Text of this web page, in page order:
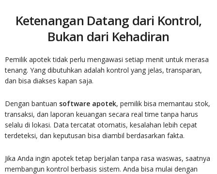
Ketenangan Datang dari Kontrol,
Bukan dari Kehadiran
Pemilik apotek tidak perlu mengawasi setiap menit untuk merasa
tenang. Yang dibutuhkan adalah kontrol yang jelas, transparan,
dan bisa diakses kapan saja.
Dengan bantuan software apotek, pemilik bisa memantau stok,
transaksi, dan laporan keuangan secara real time tanpa harus
selalu di lokasi. Data tercatat otomatis, kesalahan lebih cepat
terdeteksi, dan keputusan bisa diambil berdasarkan fakta.
Jika Anda ingin apotek tetap berjalan tanpa rasa waswas, saatnya
membangun kontrol berbasis sistem. Anda bisa mulai dengan